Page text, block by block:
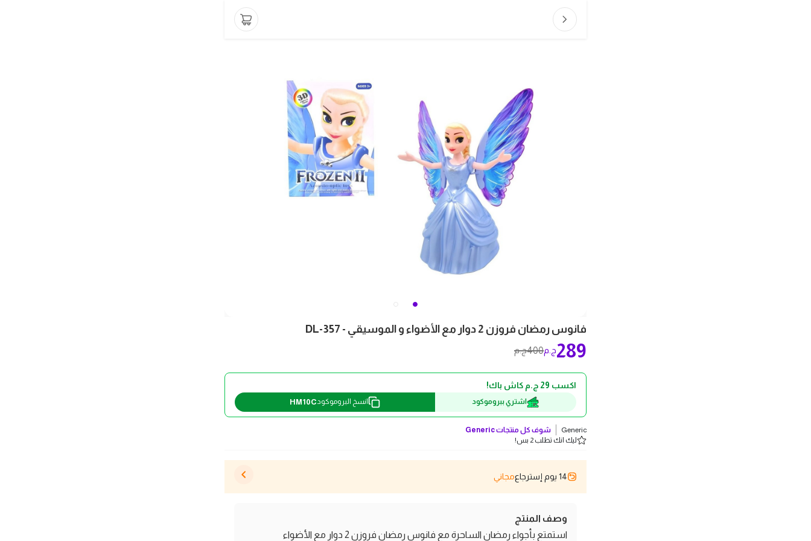
فانوس رمضان فروزن 2 دوار مع الأضواء و الموسيقي - DL-357
400ج.م 289ج.م
اكسب 29 ج.م كاش باك!
اشتري ببروموكود انسخ البروموكودHM10C
Generic شوف كل منتجاتGeneric
ليك انك تطلب 2 بس!
14 يوم إسترجاع مجاني
وصف المنتج
استمتع بأجواء رمضان الساحرة مع فانوس رمضان فروزن 2 دوار مع الأضواء